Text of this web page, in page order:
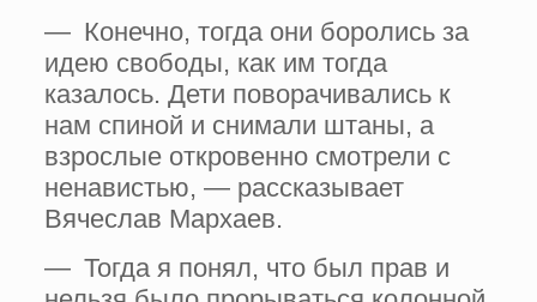
— Конечно, тогда они боролись за
идею свободы, как им тогда
казалось. Дети поворачивались к
нам спиной и снимали штаны, а
взрослые откровенно смотрели с
ненавистью, — рассказывает
Вячеслав Мархаев.
— Тогда я понял, что был прав и